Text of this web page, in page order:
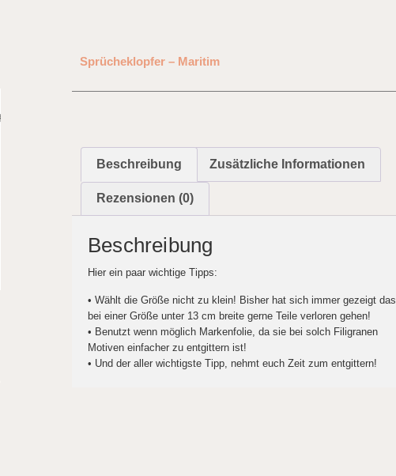
Sprücheklopfer – Maritim
Beschreibung Zusätzliche Informationen
Rezensionen (0)
Beschreibung
Hier ein paar wichtige Tipps:
• Wählt die Größe nicht zu klein! Bisher hat sich immer gezeigt das
bei einer Größe unter 13 cm breite gerne Teile verloren gehen!
• Benutzt wenn möglich Markenfolie, da sie bei solch Filigranen
Motiven einfacher zu entgittern ist!
• Und der aller wichtigste Tipp, nehmt euch Zeit zum entgittern!